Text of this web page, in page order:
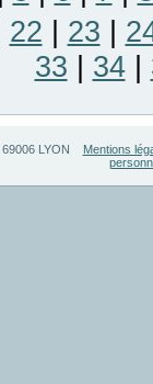
22 23
33
34|
69006 LYON
Mentions